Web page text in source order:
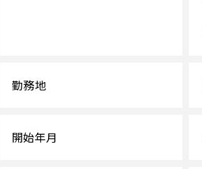
勤務地
開始年月